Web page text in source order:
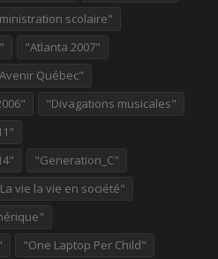
scolaire"
"Atlanta 2007"
Québec"
"Divagations musicales"
"Generation_C"
vie la vie en société"
"One Laptop Per Child"